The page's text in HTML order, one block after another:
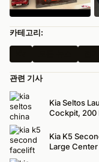
카테고리:
관련 기사
Kia Seltos
Cockpit, 200
Kia K5
Large